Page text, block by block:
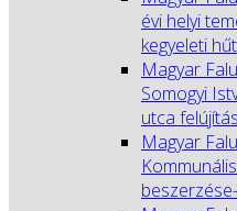
évi helyi
kegyeleti
Magyar
Somogyi
utca
Magyar